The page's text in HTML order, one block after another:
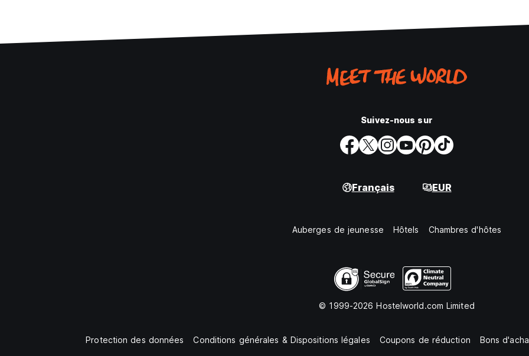
Suivez-nous sur
Français EUR
Auberges de jeunesse Hôtels Chambres d'hôtes
© 1999-2026 Hostelworld.com Limited
Protection des données Conditions générales & Dispositions légales Coupons de réduction Bons